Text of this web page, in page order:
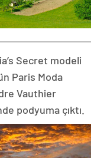
Secret modeli
Paris Moda
Vauthier
podyuma çıktı.